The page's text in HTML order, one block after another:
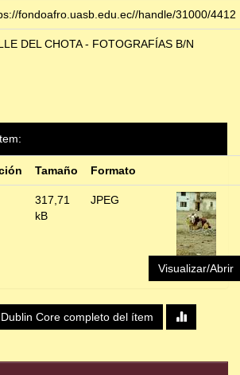
fondoafro.uasb.edu.ec//handle/31000/4412
DEL CHOTA - FOTOGRAFÍAS B/N
Tamaño Formato
317,71
kB
JPEG
Visualizar/Abrir
Core completo del ítem